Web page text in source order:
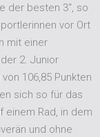
der besten 3“, so
vor Ort
mit einer
2. Junior
106,85 Punkten
sich so für das
einem Rad, in dem
und ohne